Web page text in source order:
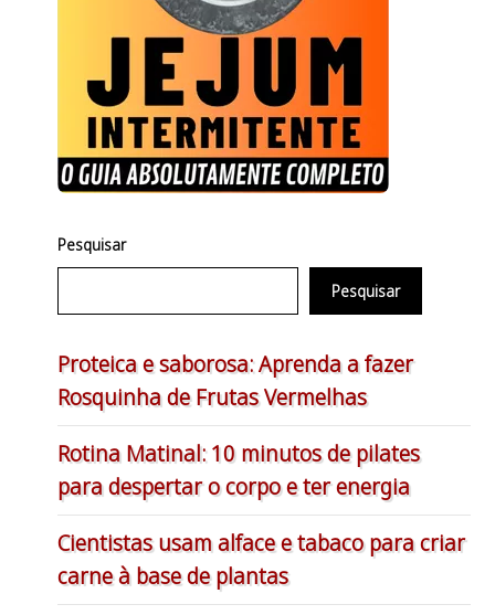
Pesquisar
Pesquisar
Proteica e saborosa: Aprenda a fazer
Rosquinha de Frutas Vermelhas
Rotina Matinal: 10 minutos de pilates
para despertar o corpo e ter energia
Cientistas usam alface e tabaco para criar
carne à base de plantas